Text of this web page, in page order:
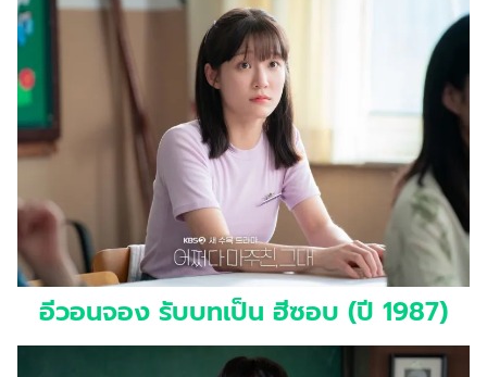
อีวอนจอง รับบทเป็น ฮีซอบ (ปี 1987)